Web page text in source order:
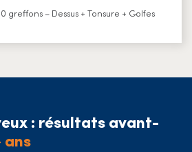
greffons – Dessus + Tonsure + Golfes
: résultats avant-
ans